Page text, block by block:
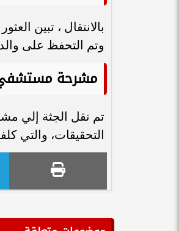
وتم التحفظ على
مشرحة مستشفي
تم نقل الجثة إلي
التحقيقات، والتي